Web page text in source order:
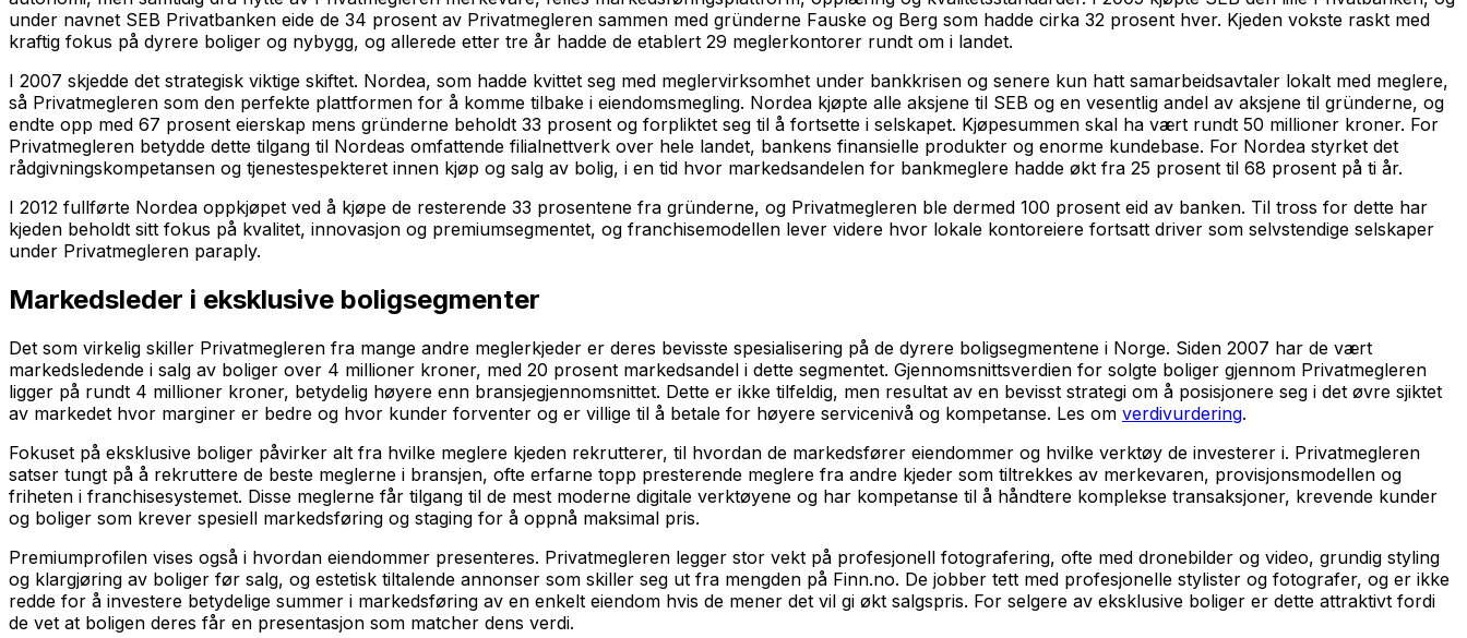
under navnet SEB Privatbanken eide de 34 prosent av Privatmegleren sammen med gründerne Fauske og Berg som hadde cirka 32 prosent hver. Kjeden vokste raskt med
kraftig fokus på dyrere boliger og nybygg, og allerede etter tre år hadde de etablert 29 meglerkontorer rundt om i landet.
I 2007 skjedde det strategisk viktige skiftet. Nordea, som hadde kvittet seg med meglervirksomhet under bankkrisen og senere kun hatt samarbeidsavtaler lokalt med meglere,
så Privatmegleren som den perfekte plattformen for å komme tilbake i eiendomsmegling. Nordea kjøpte alle aksjene til SEB og en vesentlig andel av aksjene til gründerne, og
endte opp med 67 prosent eierskap mens gründerne beholdt 33 prosent og forpliktet seg til å fortsette i selskapet. Kjøpesummen skal ha vært rundt 50 millioner kroner. For
Privatmegleren betydde dette tilgang til Nordeas omfattende filialnettverk over hele landet, bankens finansielle produkter og enorme kundebase. For Nordea styrket det
rådgivningskompetansen og tjenestespekteret innen kjøp og salg av bolig, i en tid hvor markedsandelen for bankmeglere hadde økt fra 25 prosent til 68 prosent på ti år.
I 2012 fullførte Nordea oppkjøpet ved å kjøpe de resterende 33 prosentene fra gründerne, og Privatmegleren ble dermed 100 prosent eid av banken. Til tross for dette har
kjeden beholdt sitt fokus på kvalitet, innovasjon og premiumsegmentet, og franchisemodellen lever videre hvor lokale kontoreiere fortsatt driver som selvstendige selskaper
under Privatmegleren paraply.
Markedsleder i eksklusive boligsegmenter
Det som virkelig skiller Privatmegleren fra mange andre meglerkjeder er deres bevisste spesialisering på de dyrere boligsegmentene i Norge. Siden 2007 har de vært
markedsledende i salg av boliger over 4 millioner kroner, med 20 prosent markedsandel i dette segmentet. Gjennomsnittsverdien for solgte boliger gjennom Privatmegleren
ligger på rundt 4 millioner kroner, betydelig høyere enn bransjegjennomsnittet. Dette er ikke tilfeldig, men resultat av en bevisst strategi om å posisjonere seg i det øvre sjiktet
av markedet hvor marginer er bedre og hvor kunder forventer og er villige til å betale for høyere servicenivå og kompetanse. Les om verdivurdering.
Fokuset på eksklusive boliger påvirker alt fra hvilke meglere kjeden rekrutterer, til hvordan de markedsfører eiendommer og hvilke verktøy de investerer i. Privatmegleren
satser tungt på å rekruttere de beste meglerne i bransjen, ofte erfarne topp presterende meglere fra andre kjeder som tiltrekkes av merkevaren, provisjonsmodellen og
friheten i franchisesystemet. Disse meglerne får tilgang til de mest moderne digitale verktøyene og har kompetanse til å håndtere komplekse transaksjoner, krevende kunder
og boliger som krever spesiell markedsføring og staging for å oppnå maksimal pris.
Premiumprofilen vises også i hvordan eiendommer presenteres. Privatmegleren legger stor vekt på profesjonell fotografering, ofte med dronebilder og video, grundig styling
og klargjøring av boliger før salg, og estetisk tiltalende annonser som skiller seg ut fra mengden på Finn.no. De jobber tett med profesjonelle stylister og fotografer, og er ikke
redde for å investere betydelige summer i markedsføring av en enkelt eiendom hvis de mener det vil gi økt salgspris. For selgere av eksklusive boliger er dette attraktivt fordi
de vet at boligen deres får en presentasjon som matcher dens verdi.